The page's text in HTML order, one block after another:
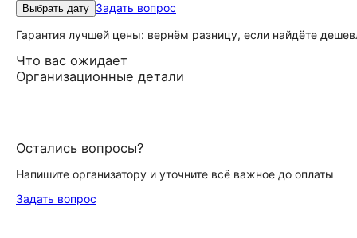
Выбрать дату Задать вопрос
Гарантия лучшей цены: вернём разницу, если найдёте
Что вас ожидает
Организационные детали
Остались вопросы?
Напишите организатору и уточните всё важное до оплаты
Задать вопрос